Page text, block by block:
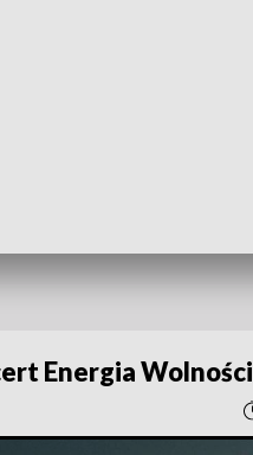
Energia Wolności